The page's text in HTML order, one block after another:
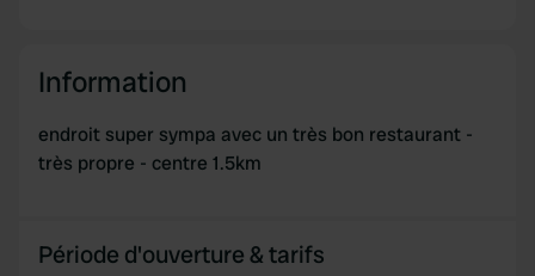
Information
endroit super sympa avec un très bon restaurant -
très propre - centre 1.5km
Période d'ouverture & tarifs